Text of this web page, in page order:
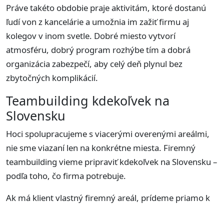
Práve takéto obdobie praje aktivitám, ktoré dostanú
ľudí von z kancelárie a umožnia im zažiť firmu aj
kolegov v inom svetle. Dobré miesto vytvorí
atmosféru, dobrý program rozhýbe tím a dobrá
organizácia zabezpečí, aby celý deň plynul bez
zbytočných komplikácií.
Teambuilding kdekoľvek na
Slovensku
Hoci spolupracujeme s viacerými overenými areálmi,
nie sme viazaní len na konkrétne miesta. Firemný
teambuilding vieme pripraviť kdekoľvek na Slovensku –
podľa toho, čo firma potrebuje.
Ak má klient vlastný firemný areál, prídeme priamo k